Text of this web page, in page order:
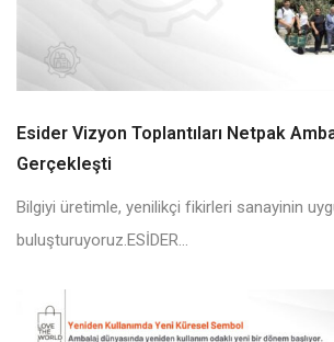
Esider Vizyon Toplantıları Netpak
Gerçekleşti
Bilgiyi üretimle, yenilikçi fikirleri sanayinin
buluşturuyoruz.ESİDER...